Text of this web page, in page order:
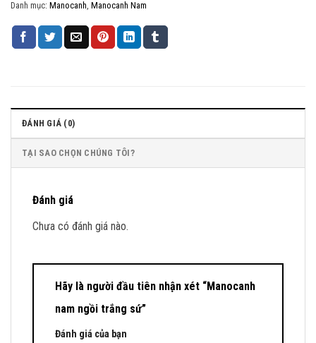
Danh mục: Manocanh, Manocanh Nam
ĐÁNH GIÁ (0)
TẠI SAO CHỌN CHÚNG TÔI?
Đánh giá
Chưa có đánh giá nào.
Hãy là người đầu tiên nhận xét “Manocanh
nam ngồi trắng sứ”
Đánh giá của bạn